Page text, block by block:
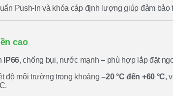
Push-In và khóa cáp định lượng giúp đảm bảo
cao
IP66, chống bụi, nước mạnh – phù hợp lắp đặt
độ môi trường trong khoảng–20 °C đến +60 °C,